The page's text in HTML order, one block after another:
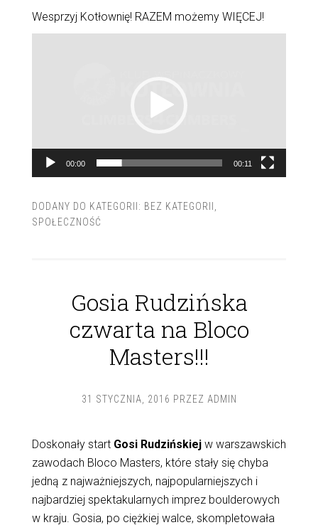
Wesprzyj Kotłownię! RAZEM możemy WIĘCEJ!
00:00 00:11
DODANY DO KATEGORII: BEZ KATEGORII
SPOŁECZNOŚĆ
Gosia Rudzińska
czwarta na Bloco
Masters!!!
31 STYCZNIA, 2016 PRZEZ ADMIN
Doskonały start Gosi Rudzińskiejw warszawskich
zawodach Bloco Masters, które stały się chyba
jedną z najważniejszych, najpopularniejszych i
najbardziej spektakularnych imprez boulderowych
w kraju. Gosia, po ciężkiej walce, skompletowała